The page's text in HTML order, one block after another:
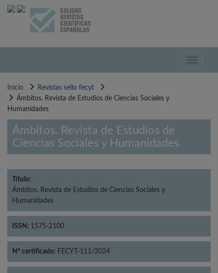
Pasar
Toggle
Inicio
Revistas sello fecyt
Ámbitos. Revista de Estudios de Ciencias Sociales y
Humanidades
Ámbitos. Revista de Estudios de
Ciencias Sociales y Humanidades
Título:
Ámbitos. Revista de Estudios de Ciencias Sociales y
Humanidades
ISSN: 1575-2100
Nº certificado: FECYT-111/2024